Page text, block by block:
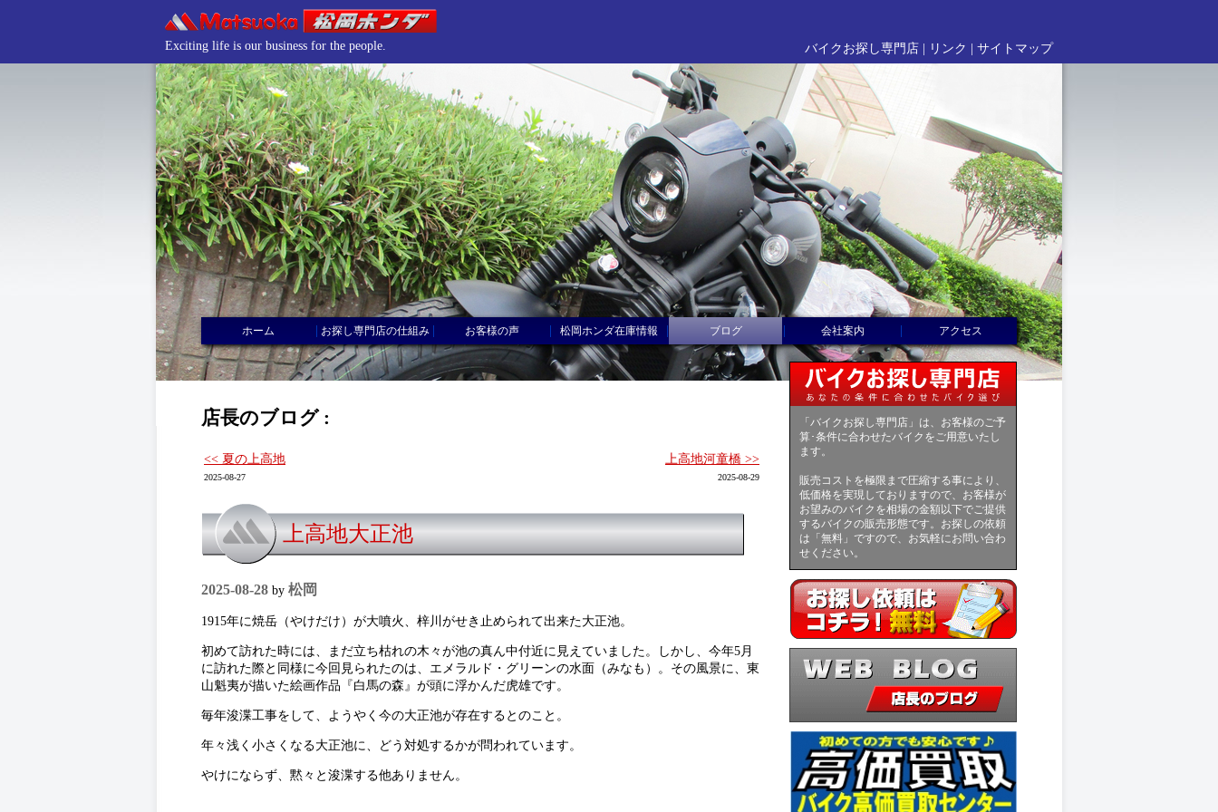
Exciting life is our business for the people. バイクお探し専門店 | リンク サイトマップ
ホーム お探し専門店の仕組み お客様の声 松岡ホンダ在庫情報 ブログ 会社案内 アクセス
店長のブログ :
<< 夏の上高地
2025-08-27
上高地河童橋 >>
2025-08-29
上高地大正池
2025-08-28 by 松岡
1915年に焼岳（やけだけ）が大噴火、梓川がせき止められて出来た大正池。
初めて訪れた時には、まだ立ち枯れの木々が池の真ん中付近に見えていました。しかし、今年5月
に訪れた際と同様に今回見られたのは、エメラルド・グリーンの水面（みなも）。その風景に、東
山魁夷が描いた絵画作品『白馬の森』が頭に浮かんだ虎雄です。
毎年浚渫工事をして、ようやく今の大正池が存在するとのこと。
年々浅く小さくなる大正池に、どう対処するかが問われています。
やけにならず、黙々と浚渫する他ありません。
「バイクお探し専門店」は、お客様のご予
算･条件に合わせたバイクをご用意いたし
ます。
販売コストを極限まで圧縮する事により、
低価格を実現しておりますので、お客様が
お望みのバイクを相場の金額以下でご提供
するバイクの販売形態です。お探しの依頼
は「無料」ですので、お気軽にお問い合わ
せください。